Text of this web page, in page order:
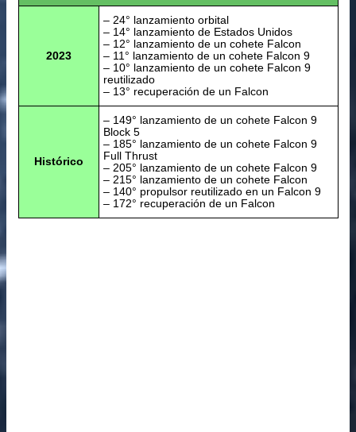
2023
– 24° lanzamiento orbital
– 14° lanzamiento de Estados Unidos
– 12° lanzamiento de un cohete Falcon
– 11° lanzamiento de un cohete Falcon 9
– 10° lanzamiento de un cohete Falcon 9
reutilizado
– 13° recuperación de un Falcon
Histórico
– 149° lanzamiento de un cohete Falcon 9
Block 5
– 185° lanzamiento de un cohete Falcon 9
Full Thrust
– 205° lanzamiento de un cohete Falcon 9
– 215° lanzamiento de un cohete Falcon
– 140° propulsor reutilizado en un Falcon 9
– 172° recuperación de un Falcon